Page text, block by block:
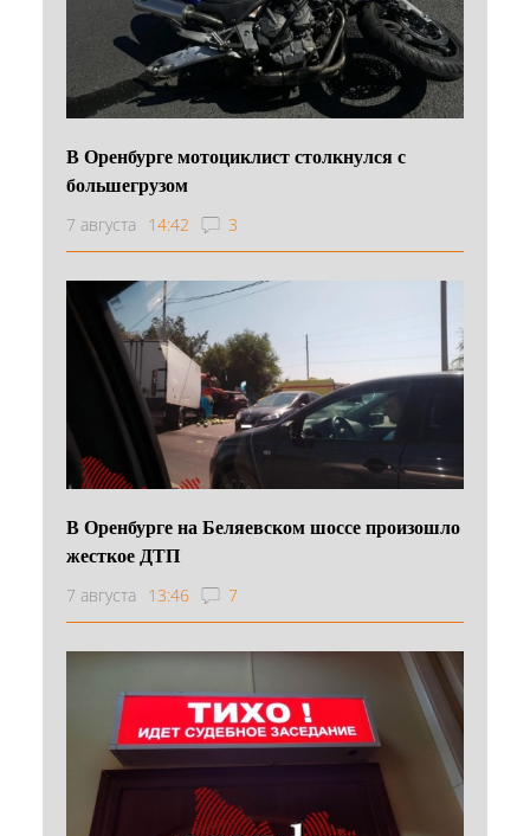
В Оренбурге мотоциклист столкнулся с
большегрузом
7 августа 14:42 3
В Оренбурге на Беляевском шоссе произошло
жесткое ДТП
7 августа 13:46 7